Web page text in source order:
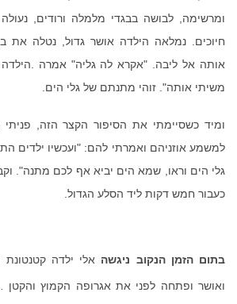
ומרשימה
לבושה בבגדי מלמלה ורודים
חיוכים
נמלאה הילדה אושר גדול
נטלה את
אותה אל ליבה . "אקרא לה גליה" אמרה
משיתי אותה". זוהי מתנתם של גלי הים.
ומיד כשסיימתי את הסיפור הקצר הזה
למשמע אוזניהם ואמרתי להם: "ועכשיו ילדים
גלי הים וראו
שמא הים יביא אף לכם מתנה".
כעבור חמש דקות ליד הסלע הגדול.
בתום הזמן הנקוב ניגשה אלי ילדה קטנטונת
ואושר ופתחה לפני את אגרופה הקמוץ והקטן